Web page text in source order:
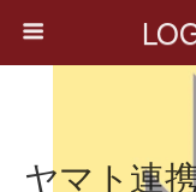
ヤマト連